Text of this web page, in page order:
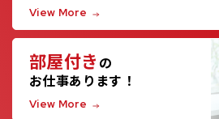
View More
部屋付き の
お仕事あります！
View More